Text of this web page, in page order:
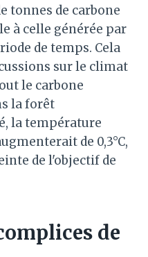
tonnes de carbone
à celle générée par
de temps. Cela
sur le climat
le carbone
la forêt
la température
de 0,3°C,
de l'objectif de
de